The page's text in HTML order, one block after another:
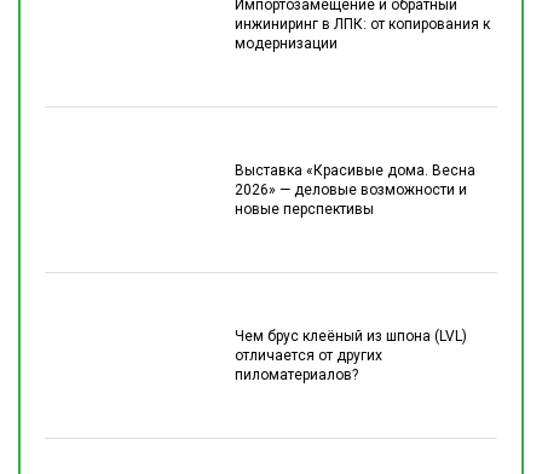
Импортозамещение и обратный
инжиниринг в ЛПК: от копирования к
модернизации
Выставка «Красивые дома. Весна
2026» — деловые возможности и
новые перспективы
Чем брус клеёный из шпона (LVL)
отличается от других
пиломатериалов?